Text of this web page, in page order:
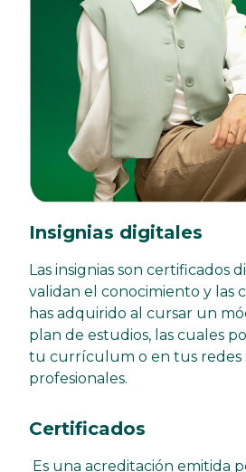
Insignias digitales
Las insignias son certificados
validan el conocimiento y las
has adquirido al cursar un
plan de estudios, las cuales
tu currículum o en tus redes
profesionales.
Certificados
Es una acreditación emitida